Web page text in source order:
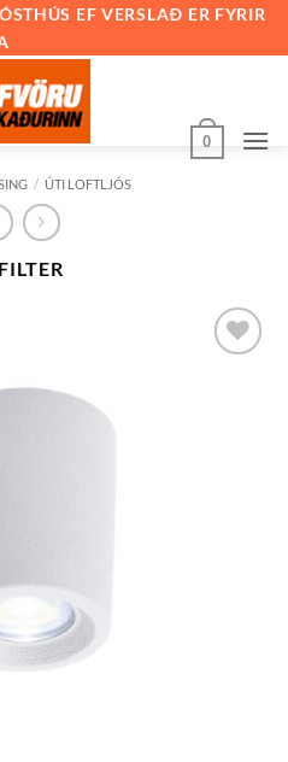
EF VERSLAÐ ER FYRIR
0
/ ÚTI LOFTLJÓS
FILTER